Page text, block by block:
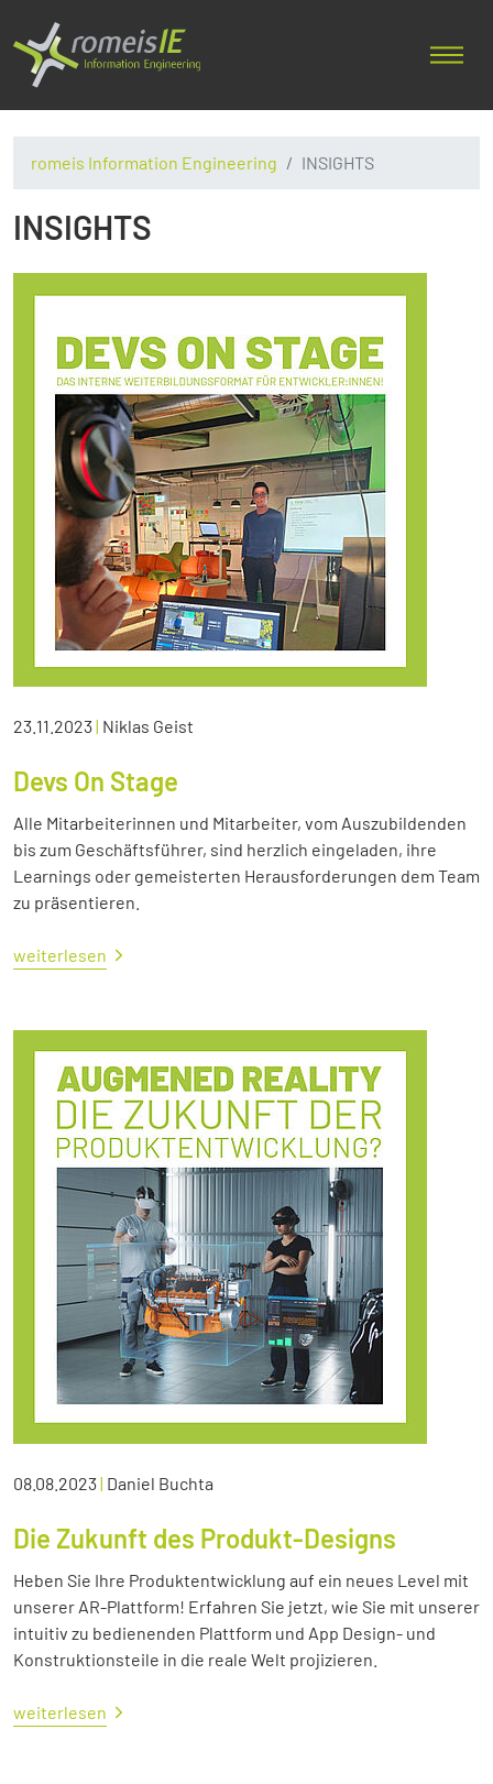
romeis Information Engineering INSIGHTS
INSIGHTS
23.11.2023| Niklas Geist
Devs On Stage
Alle Mitarbeiterinnen und Mitarbeiter, vom Auszubildenden
bis zum Geschäftsführer, sind herzlich eingeladen, ihre
Learnings oder gemeisterten Herausforderungen dem Team
zu präsentieren.
weiterlesen
08.08.2023| Daniel Buchta
Die Zukunft des Produkt-Designs
Heben Sie Ihre Produktentwicklung auf ein neues Level mit
unserer AR-Plattform! Erfahren Sie jetzt, wie Sie mit unserer
intuitiv zu bedienenden Plattform und App Design- und
Konstruktionsteile in die reale Welt projizieren.
weiterlesen